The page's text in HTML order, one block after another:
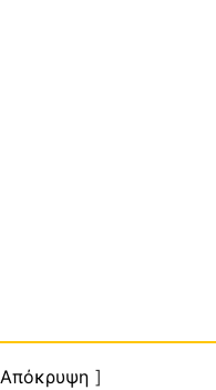
Απόκρυψη